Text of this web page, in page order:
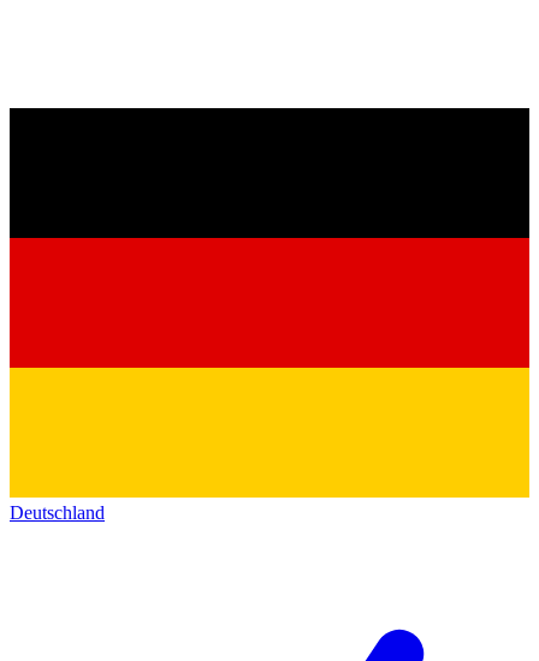
Deutschland